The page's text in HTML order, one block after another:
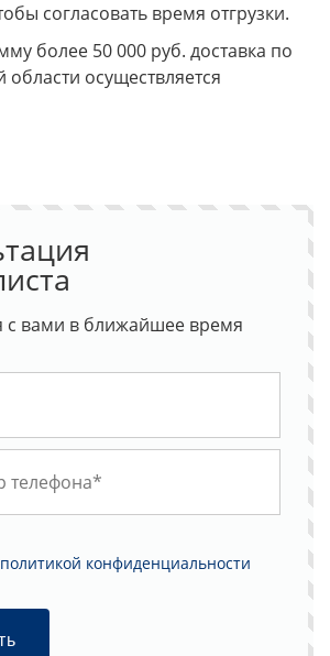
согласовать время отгрузки.
более 50 000 руб. доставка по
области осуществляется
вами в ближайшее время
политикой конфиденциальности